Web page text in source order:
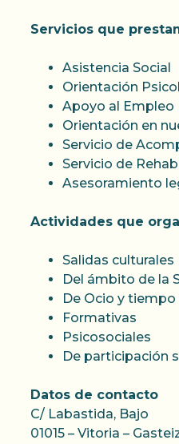
Servicios que
Asistencia Social
Orientación
Apoyo al Empleo
Orientación en
Servicio de
Servicio de
Asesoramiento
Actividades que
Salidas culturales
Del ámbito de la
De Ocio y tiempo
Formativas
Psicosociales
De participación
Datos de contacto
C/ Labastida, Bajo
01015 – Vitoria –